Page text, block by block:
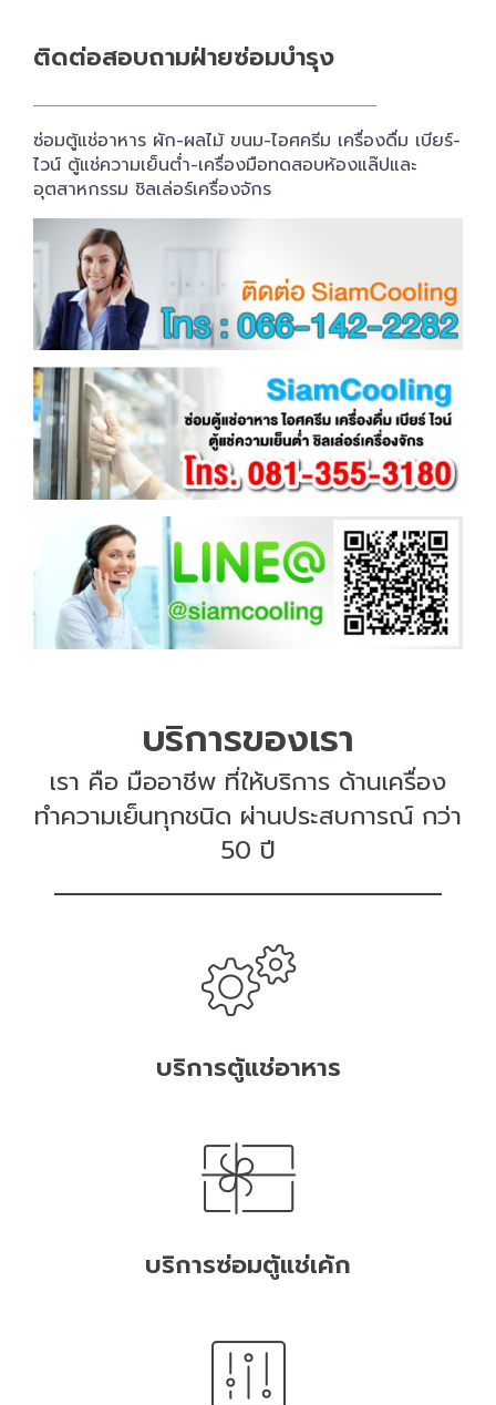
ติดต่อสอบถาม​ฝ่ายซ่อมบำรุง
ซ่อมตู้แช่อาหาร ผัก-ผลไม้ ขนม-ไอศครีม เครื่องดื่ม เบียร์-
ไวน์ ตู้แช่ความเย็นต่ำ-เครื่องมือทดสอบห้องแล๊ปและ
อุตสาหกรรม ชิลเล่อร์เครื่อง​จักร
บริการของเรา
เรา คือ มืออาชีพ ที่ให้บริการ ด้านเครื่อง
ทำความเย็นทุกชนิด ผ่านประสบการณ์ กว่า
50 ปี
บริการตู้แช่อาหาร
บริการซ่อมตู้แช่เค้ก